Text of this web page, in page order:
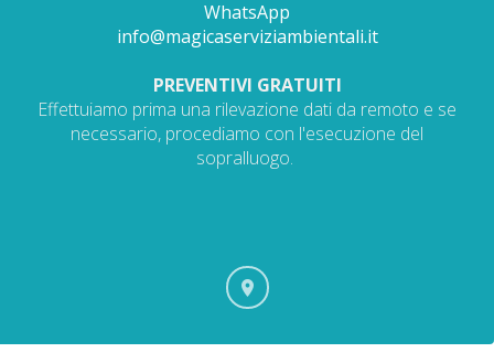
WhatsApp
info@magicaserviziambientali.it
PREVENTIVI GRATUITI
Effettuiamo prima una rilevazione dati da remoto e se
necessario, procediamo con l'esecuzione del
sopralluogo.